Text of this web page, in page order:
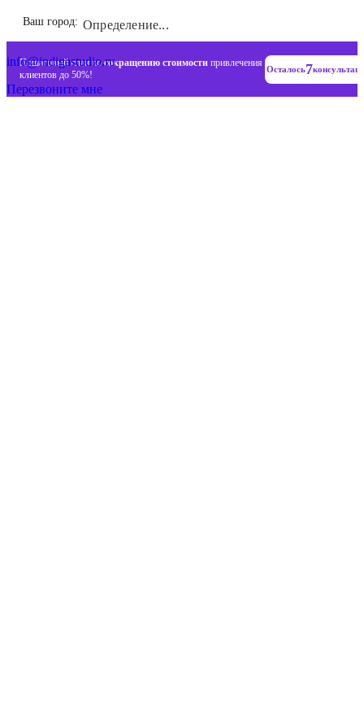
Ваш город: Определение...
Пошаговый план посокращению стоимости привлечения
клиентов до 50%!
Осталось7
+7 (993) 477-18-57
info@indigastudio.ru
Перезвоните мне